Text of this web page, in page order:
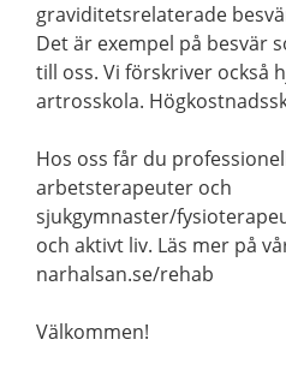
graviditetsrelaterade
Det är exempel på besvär
till oss. Vi förskriver också
artrosskola.
Hos oss får du
arbetsterapeuter och
sjukgymnaster/
och aktivt liv. Läs mer på
narhalsan.se/rehab
Välkommen!